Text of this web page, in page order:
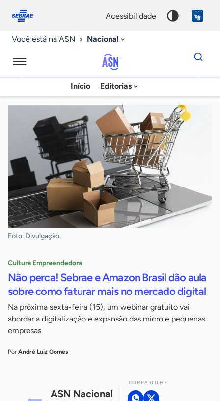
conosco
acessibilidade
Você está na ASN Nacional
Agência
Sebrae
de
Notícias
Início Editorias
Dados
para
chave
Foto: Divulgação.
Cultura Empreendedora
Não perca! Sebrae e Amazon Brasil dão aula
sobre como faturar mais no mercado digital
Na próxima sexta-feira (15), um webinar gratuito vai
abordar a digitalização e expansão das micro e pequenas
empresas
Por André Luiz Gomes
ASN Nacional
COMPARTILHE